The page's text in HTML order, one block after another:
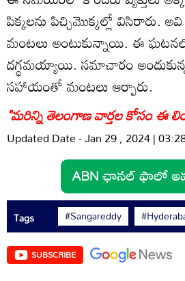
పిక్కలను పిచ్చిమొక్కల్లో విసిరారు.
మంటలు అంటుకున్నాయి. ఈ ఘటనలో
దగ్ధమయ్యాయి. సమాచారం
సహాయంతో మంటలు ఆర్పారు.
"మరిన్ని తెలంగాణ వార్తల కోసం ఈ
Updated Date - Jan 29 , 2024 |
Tags #Sangareddy
SUBSCRIBE